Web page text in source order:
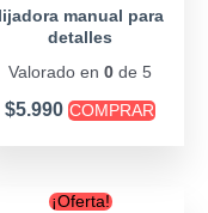
lijadora manual para
detalles
Valorado en0 de 5
$5.990 COMPRAR
¡Oferta!Original